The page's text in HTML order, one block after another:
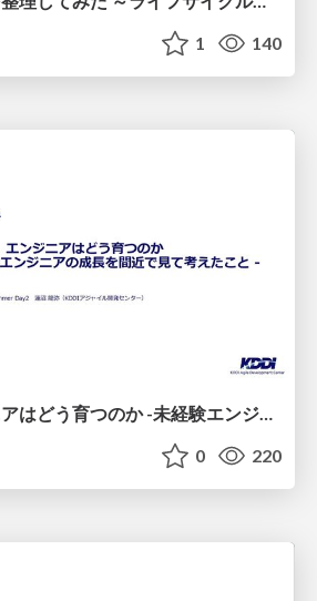
1 140
AI時代、エンジニアはどう育つのか -未経験エンジニアの成長を間近で見て考えたこと-
0 220